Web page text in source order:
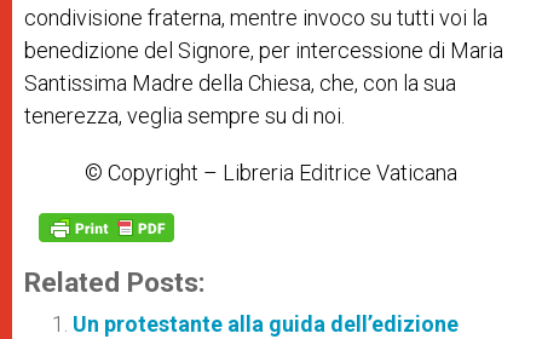
condivisione fraterna, mentre invoco su tutti voi la
benedizione del Signore, per intercessione di Maria
Santissima Madre della Chiesa, che, con la sua
tenerezza, veglia sempre su di noi.
© Copyright – Libreria Editrice Vaticana
Related Posts:
Un protestante alla guida dell’edizione